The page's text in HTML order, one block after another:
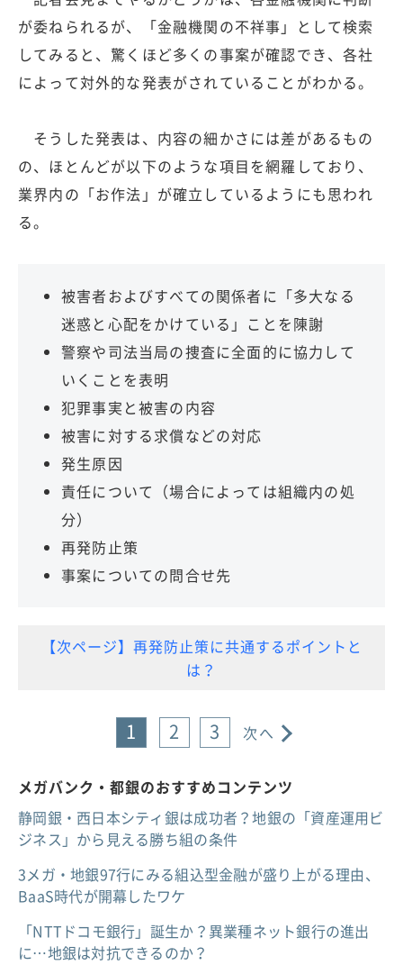
が委ねられるが、「金融機関の不祥事」として検索
してみると、驚くほど多くの事案が確認でき、各社
によって対外的な発表がされていることがわかる。
そうした発表は、内容の細かさには差があるもの
の、ほとんどが以下のような項目を網羅しており、
業界内の「お作法」が確立しているようにも思われ
る。
被害者およびすべての関係者に「多大なる
迷惑と心配をかけている」ことを陳謝
警察や司法当局の捜査に全面的に協力して
いくことを表明
犯罪事実と被害の内容
被害に対する求償などの対応
発生原因
責任について（場合によっては組織内の処
分）
再発防止策
事案についての問合せ先
【次ページ】再発防止策に共通するポイントと
は？
1 2 3 次へ
メガバンク・都銀のおすすめコンテンツ
静岡銀・西日本シティ銀は成功者？地銀の「資産運用ビ
ジネス」から見える勝ち組の条件
3メガ・地銀97行にみる組込型金融が盛り上がる理由、
BaaS時代が開幕したワケ
「NTTドコモ銀行」誕生か？異業種ネット銀行の進出
に…地銀は対抗できるのか？